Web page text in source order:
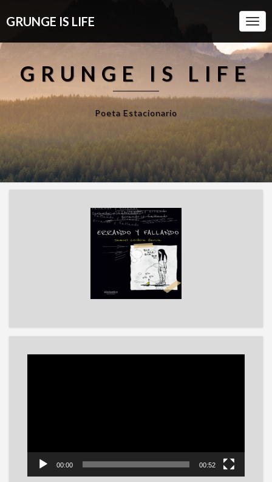
GRUNGE IS LIFE
GRUNGE IS LIFE
Poeta Estacionario
00:00 00:52